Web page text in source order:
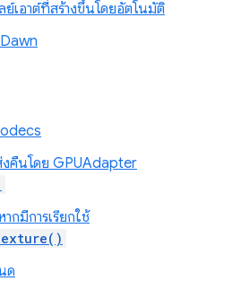
เอาต์ที่สร้างขึ้นโดยอัตโนมัติ
คืนโดย GPUAdapter
กมีการเรียกใช้
ด